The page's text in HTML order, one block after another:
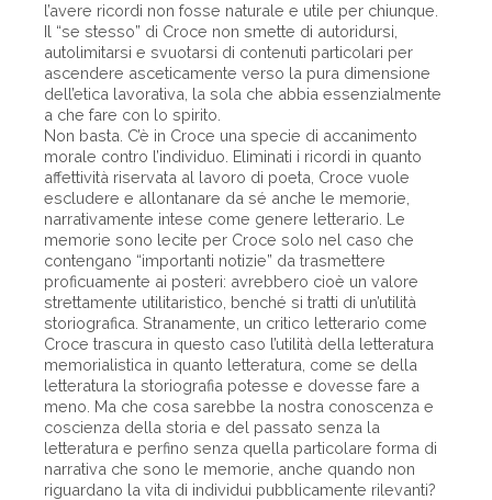
l’avere ricordi non fosse naturale e utile per chiunque.
Il “se stesso” di Croce non smette di autoridursi,
autolimitarsi e svuotarsi di contenuti particolari per
ascendere asceticamente verso la pura dimensione
dell’etica lavorativa, la sola che abbia essenzialmente
a che fare con lo spirito.
Non basta. C’è in Croce una specie di accanimento
morale contro l’individuo. Eliminati i ricordi in quanto
affettività riservata al lavoro di poeta, Croce vuole
escludere e allontanare da sé anche le memorie,
narrativamente intese come genere letterario. Le
memorie sono lecite per Croce solo nel caso che
contengano “importanti notizie” da trasmettere
proficuamente ai posteri: avrebbero cioè un valore
strettamente utilitaristico, benché si tratti di un’utilità
storiografica. Stranamente, un critico letterario come
Croce trascura in questo caso l’utilità della letteratura
memorialistica in quanto letteratura, come se della
letteratura la storiografia potesse e dovesse fare a
meno. Ma che cosa sarebbe la nostra conoscenza e
coscienza della storia e del passato senza la
letteratura e perfino senza quella particolare forma di
narrativa che sono le memorie, anche quando non
riguardano la vita di individui pubblicamente rilevanti?